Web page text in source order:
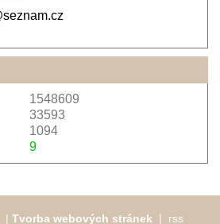
9
1548609
33593
1094
| Tvorba webových stránek rss